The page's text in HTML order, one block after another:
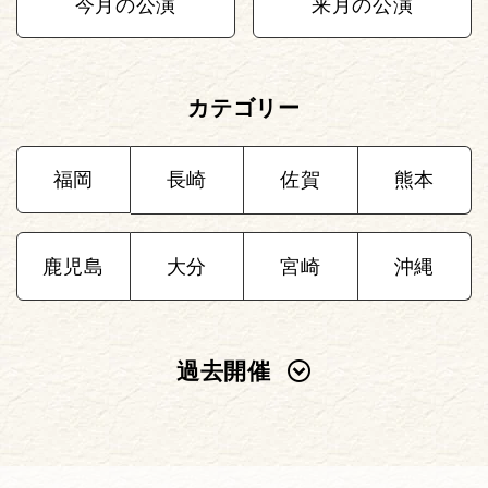
今月の公演 来月の公演
カテゴリー
福岡 長崎 佐賀 熊本
鹿児島 大分 宮崎 沖縄
過去開催